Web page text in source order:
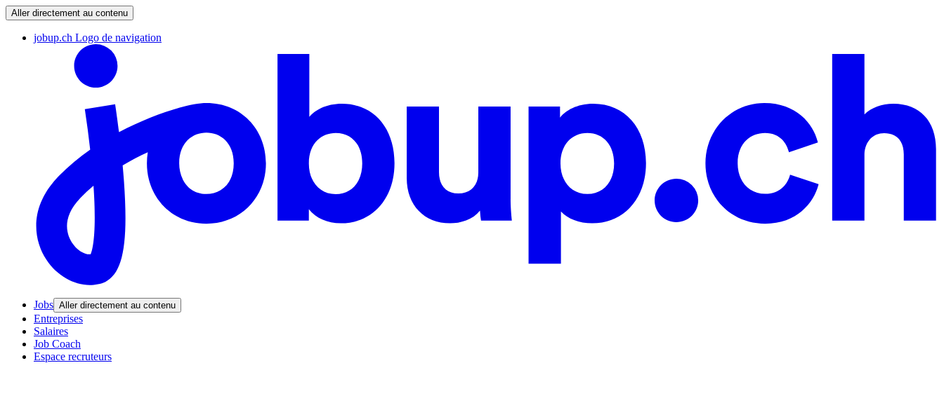
Aller directement au contenu
jobup.ch Logo de navigation
Jobs Aller directement au contenu
Entreprises
Salaires
Job Coach
Espace recruteurs